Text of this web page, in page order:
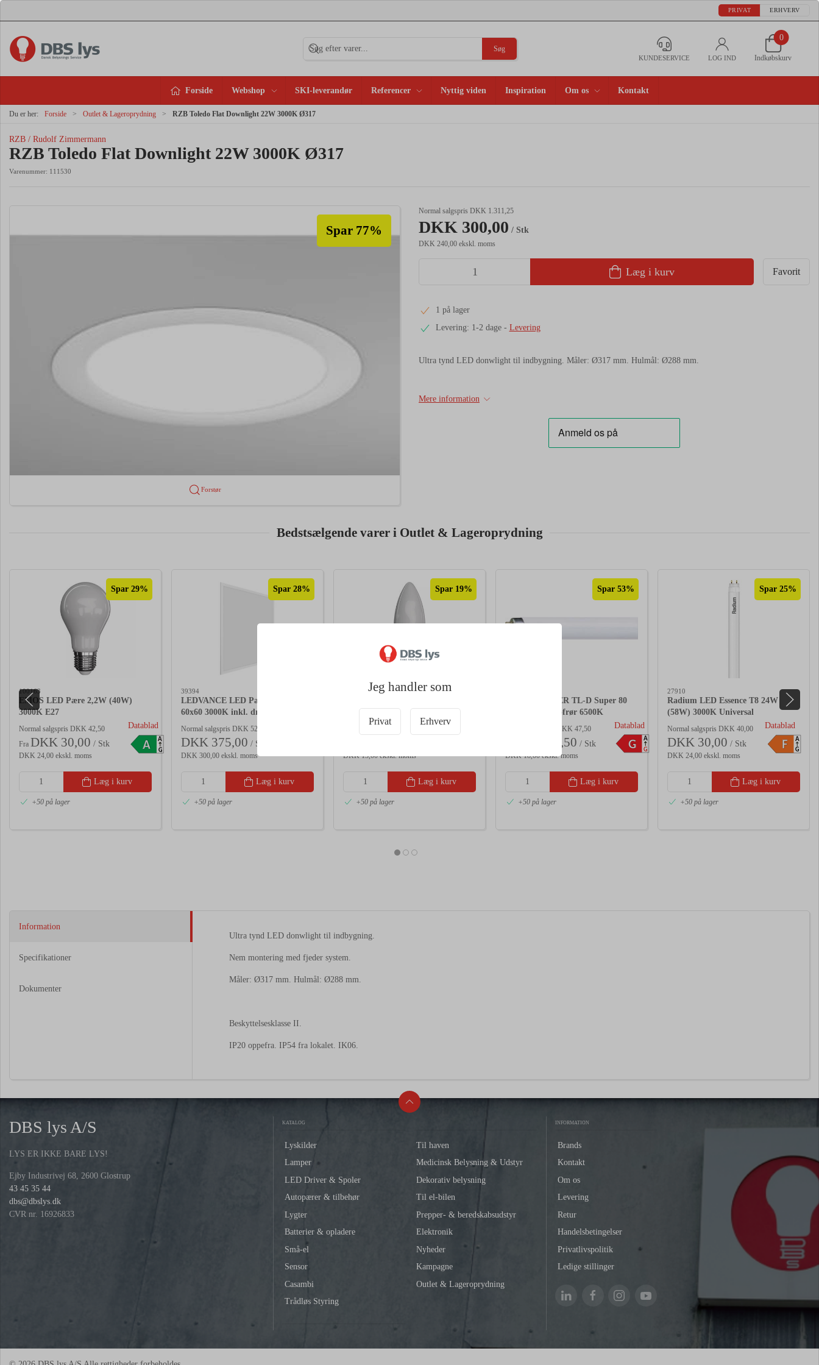
PRIVAT ERHVERV
Søg
KUNDESERVICE LOG IND
0
Indkøbskurv
Forside Webshop SKI-leverandør Referencer Nyttig viden Inspiration Om os Kontakt
Du er her: Forside Outlet & Lageroprydning RZB Toledo Flat Downlight 22W 3000K Ø317
Jeg handler som
Privat Erhverv
RZB / Rudolf Zimmermann
RZB Toledo Flat Downlight 22W 3000K Ø317
Varenummer: 111530
Forstør
Spar 77%
Normal salgspris DKK 1.311,25
DKK 300,00 / Stk
DKK 240,00 ekskl. moms
Læg i kurv Favorit
1 på lager
Levering: 1-2 dage- Levering
Ultra tynd LED donwlight til indbygning. Måler: Ø317 mm. Hulmål: Ø288 mm.
Mere information
Bedstsælgende varer i Outlet & Lageroprydning
Spar 29%
100163
EMOS LED Pære 2,2W (40W)
3000K E27
Normal salgspris DKK 42,50
Fra DKK 30,00 / Stk
Datablad
A A
G
DKK 24,00 ekskl. moms
Læg i kurv
+50 på lager
Spar 28%
39394
LEDVANCE LED Panel Comfort
60x60 3000K inkl. driver
Normal salgspris DKK 523,75
DKK 375,00 / Stk
DKK 300,00 ekskl. moms
Læg i kurv
+50 på lager
Spar 19%
2700K E14
Datablad
DKK 13,00 ekskl. moms
Læg i kurv
+50 på lager
Spar 53%
Philips MASTER TL-D Super 80
36W/865 Lysstofrør 6500K
Normal salgspris DKK 47,50
DKK 22,50 / Stk
Datablad
G A
G
DKK 18,00 ekskl. moms
Læg i kurv
+50 på lager
Spar 25%
27910
Radium LED Essence T8 24W
(58W) 3000K Universal
Normal salgspris DKK 40,00
DKK 30,00 / Stk
Datablad
F A
G
DKK 24,00 ekskl. moms
Læg i kurv
+50 på lager
Information
Specifikationer
Dokumenter
Ultra tynd LED donwlight til indbygning.
Nem montering med fjeder system.
Måler: Ø317 mm. Hulmål: Ø288 mm.
Beskyttelsesklasse II.
IP20 oppefra. IP54 fra lokalet. IK06.
DBS lys A/S
LYS ER IKKE BARE LYS!
Ejby Industrivej 68, 2600 Glostrup
43 45 35 44
dbs@dbslys.dk
CVR nr. 16926833
KATALOG
Lyskilder
Lamper
LED Driver & Spoler
Autopærer & tilbehør
Lygter
Batterier & opladere
Små-el
Sensor
Casambi
Trådløs Styring
Til haven
Medicinsk Belysning & Udstyr
Dekorativ belysning
Til el-bilen
Prepper- & beredskabsudstyr
Elektronik
Nyheder
Kampagne
Outlet & Lageroprydning
INFORMATION
Brands
Kontakt
Om os
Levering
Retur
Handelsbetingelser
Privatlivspolitik
Ledige stillinger